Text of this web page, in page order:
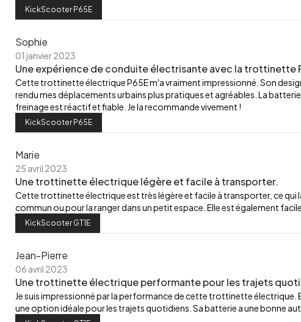
KickScooter P65E
Sophie
01 janvier 2023
Une expérience de conduite électrisante avec la trottinette
Cette trottinette électrique P65E m'a vraiment impressionné. Son
rendu mes déplacements urbains plus pratiques et agréables. La
freinage est réactif et fiable. Je la recommande vivement !
KickScooter P65E
Marie
25 avril 2023
Une trottinette électrique légère et facile à transporter.
Cette trottinette électrique est très légère et facile à transporter, ce qui
commun ou pour la ranger dans un petit espace. Elle est également
KickScooter GT1E
Jean-Pierre
06 avril 2023
Une trottinette électrique performante pour les trajets
Je suis impressionné par la performance de cette trottinette électrique.
une option idéale pour les trajets quotidiens. Sa batterie a une bonne